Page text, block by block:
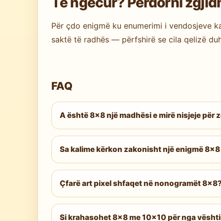
Për çdo enigmë ku enumerimi i vendosjeve
saktë të radhës — përfshirë se cila qelizë
FAQ
A është 8×8 një madhësi e mirë nisjeje për
Mund të jetë — por5×5 Easyose6×6
më pak informacion për t’u ndjekur
Sa kalime kërkon zakonisht një enigmë 8×8
Dy deri në tre kalime të plota rresht-
nevojitet) mbyll çdo paqartësi të mbetur.
Çfarë art pixel shfaqet në nonogramët
Me rezolucion 64-qelizor, imazhet
të stilizuara. Niveli i detajit është
Si krahasohet 8×8 me 10×10 për nga